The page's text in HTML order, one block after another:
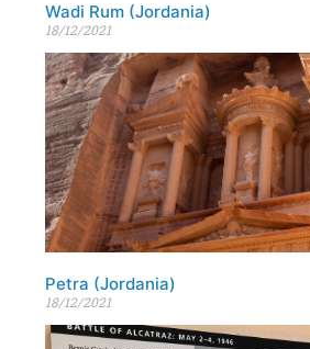
Wadi Rum (Jordania)
18/12/2021
Petra (Jordania)
18/12/2021